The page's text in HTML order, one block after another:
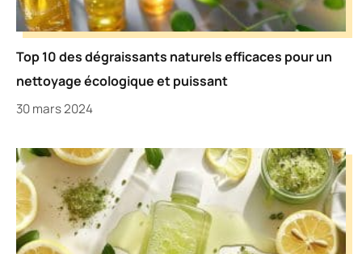
Top 10 des dégraissants naturels efficaces pour un
nettoyage écologique et puissant
30 mars 2024